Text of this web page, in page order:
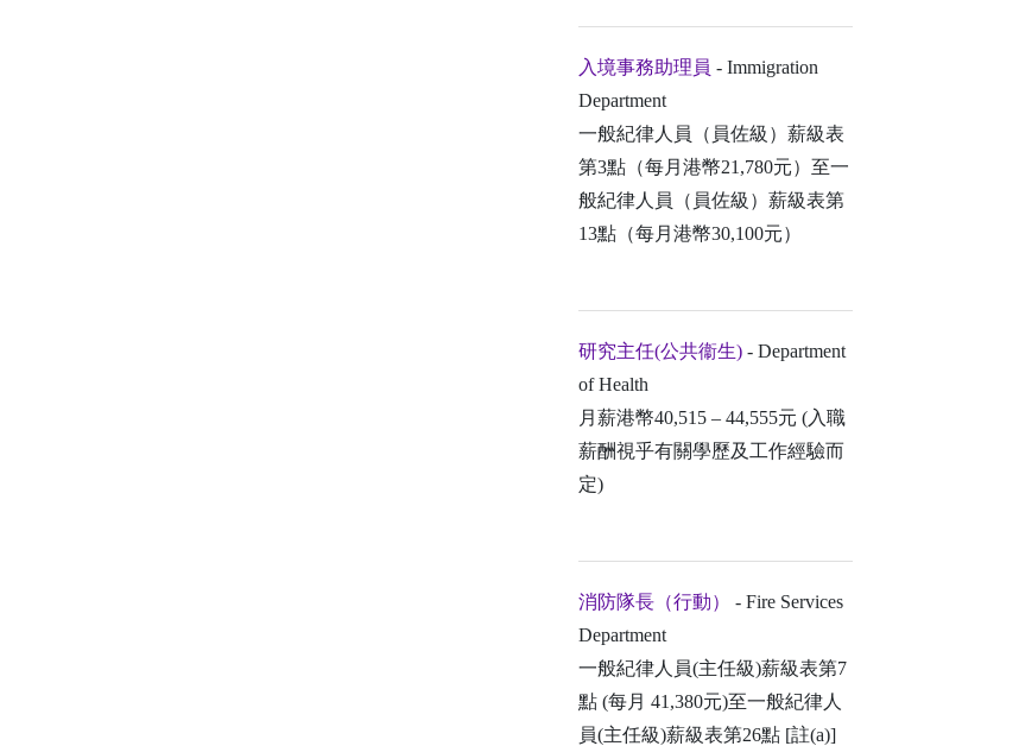
入境事務助理員 - Immigration
Department
一般紀律人員（員佐級）薪級表
第3點（每月港幣21,780元）至一
般紀律人員（員佐級）薪級表第
13點（每月港幣30,100元）
研究主任(公共衞生)- Department
of Health
月薪港幣40,515 – 44,555元 (入職
薪酬視乎有關學歷及工作經驗而
定)
消防隊長（行動）
- Fire Services
Department
一般紀律人員(主任級)薪級表第7
點 (每月 41,380元)至一般紀律人
員(主任級)薪級表第26點 [註(a)]